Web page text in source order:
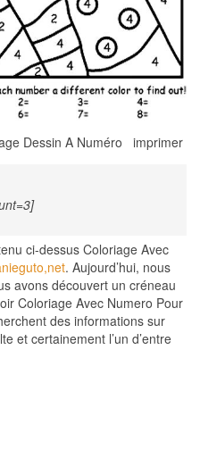
Dessin A Numéro imprimer
ci-dessus Coloriage Avec
. Aujourd’hui, nous
avons découvert un créneau
Coloriage Avec Numero Pour
des informations sur
et certainement l’un d’entre